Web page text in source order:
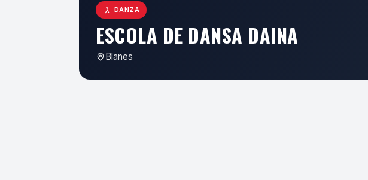
DANZA
ESCOLA DE DANSA DAINA
Blanes